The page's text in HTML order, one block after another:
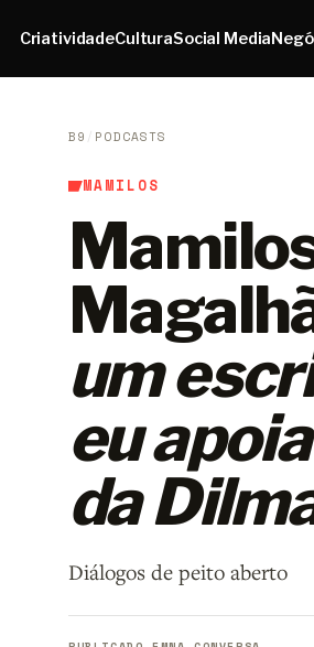
CriatividadeCulturaSocial Media
B9 / PODCASTS
MAMILOS
um
eu
da
Diálogos de peito aberto